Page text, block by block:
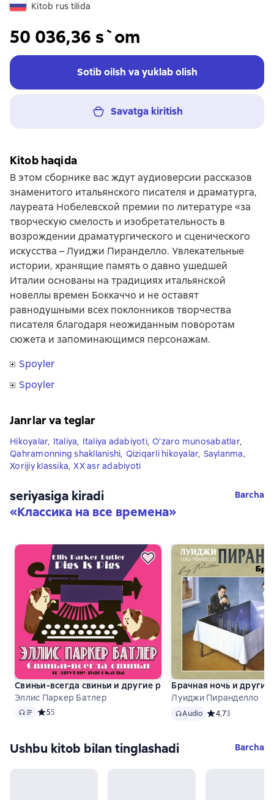
Kitob rus tilida
50 036,36 s`om
Sotib oilsh va yuklab olish
Savatga kiritish
Kitob haqida
В этом сборнике вас ждут аудиоверсии рассказов
знаменитого итальянского писателя и драматурга,
лауреата Нобелевской премии по литературе «за
творческую смелость и изобретательность в
возрождении драматургического и сценического
искусства – Луиджи Пиранделло. Увлекательные
истории, хранящие память о давно ушедшей
Италии основаны на традициях итальянской
новеллы времен Боккаччо и не оставят
равнодушными всех поклонников творчества
писателя благодаря неожиданным поворотам
сюжета и запоминающимся персонажам.
Spoyler
Spoyler
Janrlar va teglar
Hikoyalar, Italiya, Italiya adabiyoti, O‘zaro munosabatlar,
Qahramonning shakllanishi, Qiziqarli hikoyalar, Saylanma,
Xorijiy klassika, XX asr adabiyoti
seriyasiga kiradi
«Классика на все времена»
Barcha
Свиньи-всегда свиньи и другие рассказы
Эллис Паркер Батлер
Audio Средний рейтинг 5 на основе 5 оценок
55
Брачная ночь и другие
Луиджи Пиранделло
AudioAudio Средний рейтинг
4,73
Ushbu kitob bilan tinglashadi Barcha